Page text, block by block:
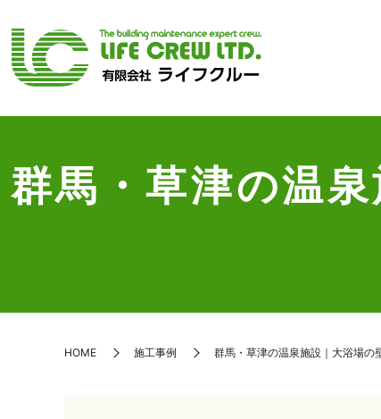
群馬・草津の温
HOME 施工事例 群馬・草津の温泉施設｜大浴場の